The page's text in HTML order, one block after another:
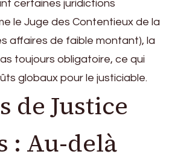
certaines juridictions
le Juge des Contentieux de la
affaires de faible montant), la
toujours obligatoire, ce qui
globaux pour le justiciable.
de Justice
: Au-delà